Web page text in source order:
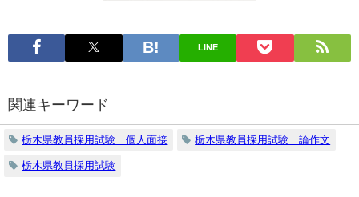
LINE
関連キーワード
栃木県教員採用試験 個人面接 栃木県教員採用試験 論作文
栃木県教員採用試験